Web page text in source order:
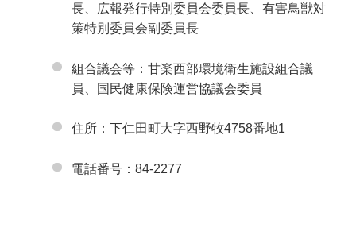
長、広報発行特別委員会委員長、有害鳥獣対
策特別委員会副委員長
組合議会等：甘楽西部環境衛生施設組合議
員、国民健康保険運営協議会委員
住所：下仁田町大字西野牧4758番地1
電話番号：84-2277